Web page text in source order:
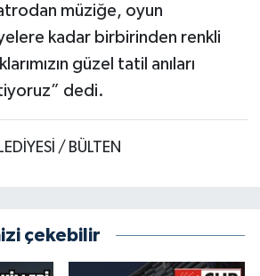
müziğe, oyun
kadar birbirinden renkli
güzel tatil anıları
dedi.
/ BÜLTEN
çekebilir